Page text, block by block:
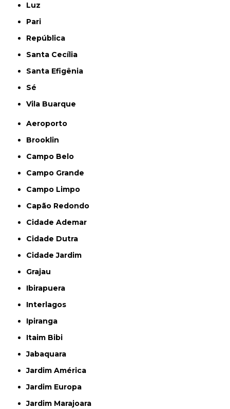
Luz
Pari
República
Santa Cecília
Santa Efigênia
Sé
Vila Buarque
Aeroporto
Brooklin
Campo Belo
Campo Grande
Campo Limpo
Capão Redondo
Cidade Ademar
Cidade Dutra
Cidade Jardim
Grajau
Ibirapuera
Interlagos
Ipiranga
Itaim Bibi
Jabaquara
Jardim América
Jardim Europa
Jardim Marajoara